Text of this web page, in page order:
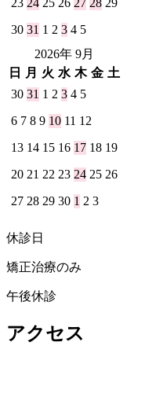
23 24 25 26 27 28 29
30 31 1 2 3 4 5
2026年 9月
日
月 火 水 木 金 土
30 31 1 2 3 4 5
6 7 8 9 10 11 12
13 14 15 16 17 18 19
20 21 22 23 24 25 26
27 28 29 30 1 2 3
休診日
矯正治療のみ
午後休診
アクセス